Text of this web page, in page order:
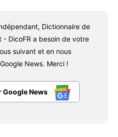
Dictionnaire de
DicoFR a besoin de votre
suivant et en nous
News. Merci !
News